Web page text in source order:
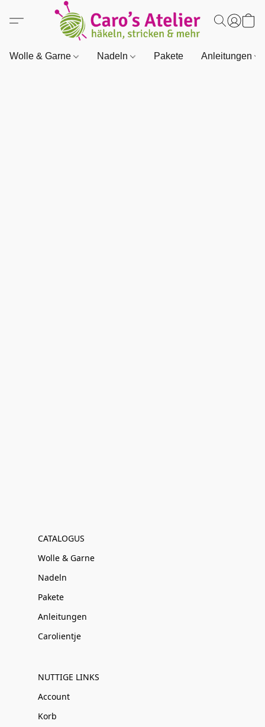
Wolle & Garne Nadeln Pakete Anleitungen
CATALOGUS
Wolle & Garne
Nadeln
Pakete
Anleitungen
Carolientje
NUTTIGE LINKS
Account
Korb